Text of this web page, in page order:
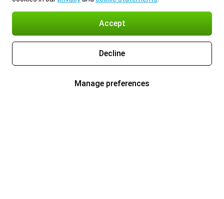
Accept
Decline
Manage preferences